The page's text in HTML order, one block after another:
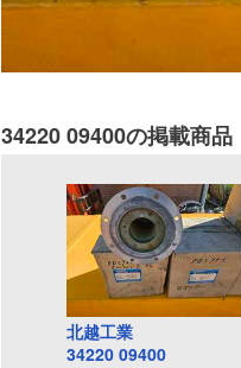
34220 09400の掲載商
北越工業
34220 09400